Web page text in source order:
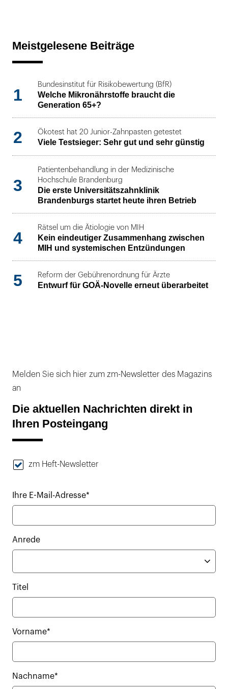
Meistgelesene Beiträge
1
Bundesinstitut für Risikobewertung (BfR)
Welche Mikronährstoffe braucht die
Generation 65+?
2 Ökotest hat 20 Junior-Zahnpasten getestet
Viele Testsieger: Sehr gut und sehr günstig
3
Patientenbehandlung in der Medizinische
Hochschule Brandenburg
Die erste Universitätszahnklinik
Brandenburgs startet heute ihren Betrieb
4
Rätsel um die Ätiologie von MIH
Kein eindeutiger Zusammenhang zwischen
MIH und systemischen Entzündungen
5 Reform der Gebührenordnung für Ärzte
Entwurf für GOÄ-Novelle erneut überarbeitet
Melden Sie sich hier zum zm-Newsletter des Magazins
an
Die aktuellen Nachrichten direkt in
Ihren Posteingang
zm Heft-Newsletter
Ihre E-Mail-Adresse*
Anrede
Titel
Vorname*
Nachname*